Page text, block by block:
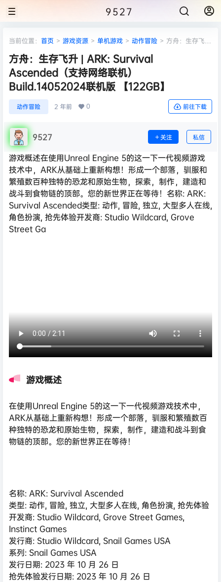
9527
当前位置： 首页 > 游戏资源 > 单机游戏 > 动作冒险 > 方舟：生存飞升
【122GB】
方舟：生存飞升 | ARK: Survival
Ascended（支持网络联机）
Build.14052024联机版 【122GB】
动作冒险 2 年前 0 前往下载
9527 关注 私信
游戏概述在使用Unreal Engine 5的这一下一代视频游戏
技术中，ARK从基础上重新构想！形成一个部落，驯服和
繁殖数百种独特的恐龙和原始生物，探索，制作，建造和
战斗到食物链的顶部。您的新世界正在等待！名称: ARK:
Survival Ascended类型: 动作, 冒险, 独立, 大型多人在线,
角色扮演, 抢先体验开发商: Studio Wildcard, Grove
Street Ga
游戏概述
在使用Unreal Engine 5的这一下一代视频游戏技术中，
ARK从基础上重新构想！形成一个部落，驯服和繁殖数百
种独特的恐龙和原始生物，探索，制作，建造和战斗到食
物链的顶部。您的新世界正在等待！
名称: ARK: Survival Ascended
类型: 动作, 冒险, 独立, 大型多人在线, 角色扮演, 抢先体验
开发商: Studio Wildcard, Grove Street Games,
Instinct Games
发行商: Studio Wildcard, Snail Games USA
系列: Snail Games USA
发行日期: 2023 年 10 月 26 日
抢先体验发行日期: 2023 年 10 月 26 日